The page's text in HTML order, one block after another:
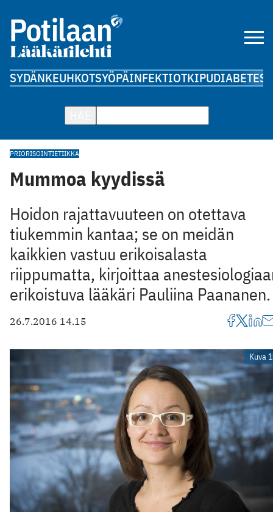
SYDÄNKEUHKOTSYÖPÄINFEKTIOTKIPUDIABETES
PRIORISOINTIETIIKKA
Mummoa kyydissä
Hoidon rajattavuuteen on otettava
tiukemmin kantaa; se on meidän
kaikkien vastuu erikoisalasta
riippumatta, kirjoittaa
eri­kois­tuva lää­käri Pauliina Paananen.
26.7.2016 14.15
Kuva